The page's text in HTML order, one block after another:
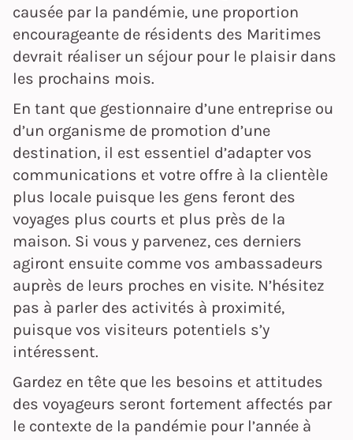
causée par la pandémie, une proportion
encourageante de résidents des Maritimes
devrait réaliser un séjour pour le plaisir dans
les prochains mois.
En tant que gestionnaire d’une entreprise ou
d’un organisme de promotion d’une
destination, il est essentiel d’adapter vos
communications et votre offre à la clientèle
plus locale puisque les gens feront des
voyages plus courts et plus près de la
maison. Si vous y parvenez, ces derniers
agiront ensuite comme vos ambassadeurs
auprès de leurs proches en visite. N’hésitez
pas à parler des activités à proximité,
puisque vos visiteurs potentiels s’y
intéressent.
Gardez en tête que les besoins et attitudes
des voyageurs seront fortement affectés par
le contexte de la pandémie pour l’année à